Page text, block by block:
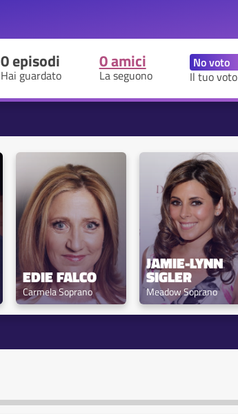
0 episodi
Hai guardato
0 amici
La seguono Il tuo voto
EDIE FALCO
Carmela Soprano
JAMIE-LYNN
SIGLER
Meadow Soprano